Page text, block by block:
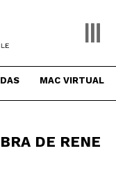
MAC VIRTUAL
DE RENE